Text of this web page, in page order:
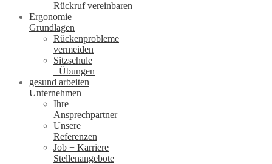
Rückruf vereinbaren
Ergonomie
Grundlagen
Rückenprobleme
vermeiden
Sitzschule
+Übungen
gesund arbeiten
Unternehmen
Ihre
Ansprechpartner
Unsere
Referenzen
Job + Karriere
Stellenangebote